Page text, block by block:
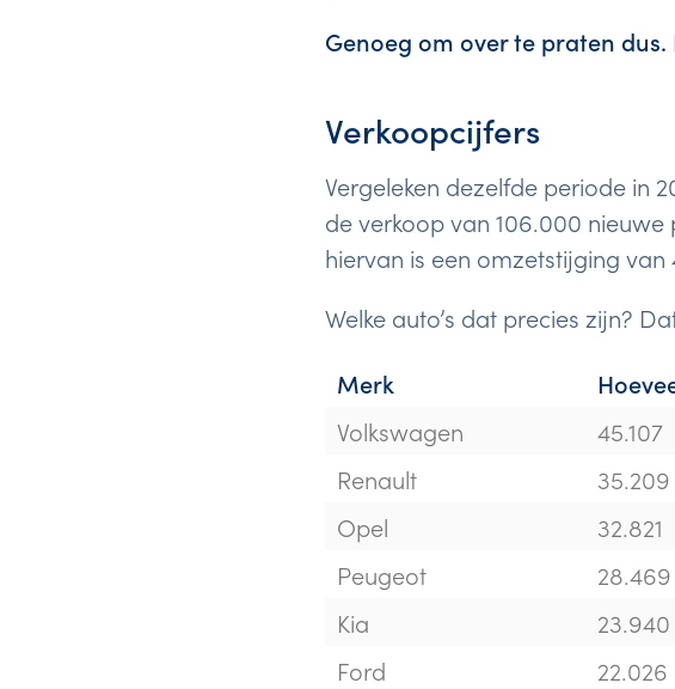
Genoeg om over te praten
Verkoopcijfers
Vergeleken dezelfde periode in
de verkoop van 106.000
hiervan is een omzetstijging van
Welke auto’s dat precies zijn?
Merk
Volkswagen
45.107
Renault
35.209
Opel
32.821
Peugeot
28.469
Kia
23.940
Ford
22.026